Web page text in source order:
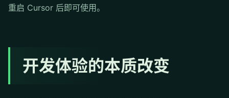
重启 Cursor 后即可使用。
开发体验的本质改变